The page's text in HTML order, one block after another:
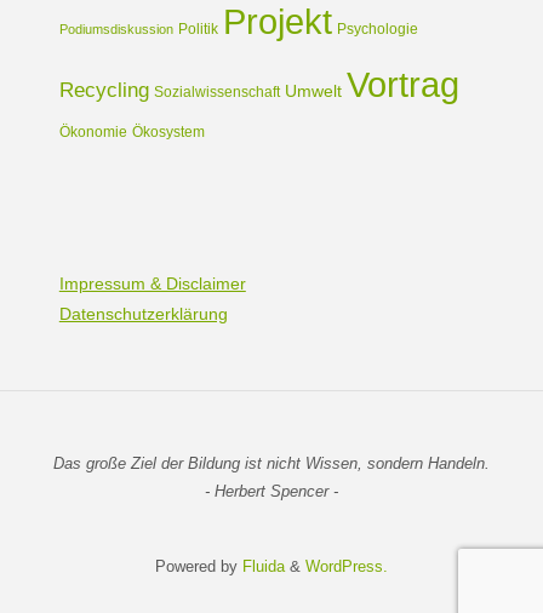
Podiumsdiskussion Politik Projekt Psychologie
Recycling Sozialwissenschaft Umwelt Vortrag
Ökonomie Ökosystem
Impressum & Disclaimer
Datenschutzerklärung
Das große Ziel der Bildung ist nicht Wissen, sondern Handeln.
- Herbert Spencer -
Powered by Fluida& WordPress.